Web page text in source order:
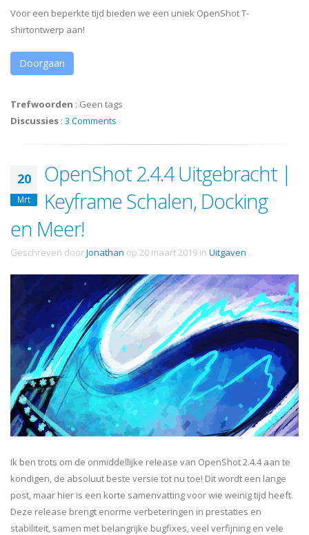
Voor een beperkte tijd bieden we een uniek OpenShot T-
shirtontwerp aan!
Doorgaan
Trefwoorden : Geen tags
Discussies : 3 Comments
20
Mrt
OpenShot 2.4.4 Uitgebracht |
Keyframe Schalen, Docking
en Meer!
Geschreven doorJonathan op 20 maart 2019 in Uitgaven .
Ik ben trots om de onmiddellijke release van OpenShot 2.4.4 aan te
kondigen, de absoluut beste versie tot nu toe! Dit wordt een lange
post, maar hier is een korte samenvatting voor wie weinig tijd heeft.
Deze release brengt enorme verbeteringen in prestaties en
stabiliteit, samen met belangrijke bugfixes, veel verfijning en vele